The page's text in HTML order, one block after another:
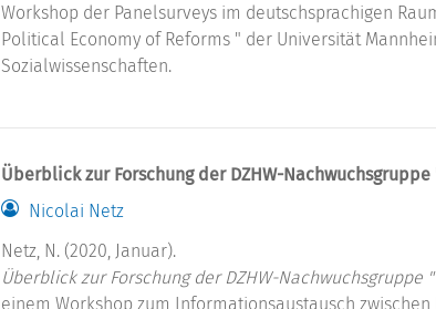
Workshop der Panelsurveys im deutschsprachigen
Political Economy of Reforms " der Universität
Sozialwissenschaften.
Überblick zur Forschung der DZHW-
Nicolai Netz
Netz, N. (2020, Januar).
Überblick zur Forschung der DZHW-
einem Workshop zum Informationsaustausch zwischen